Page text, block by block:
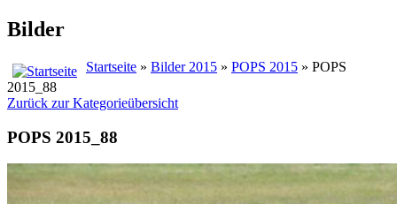
Bilder
Startseite » Bilder 2015 » POPS 2015 » POPS
2015_88
Zurück zur Kategorieübersicht
POPS 2015_88